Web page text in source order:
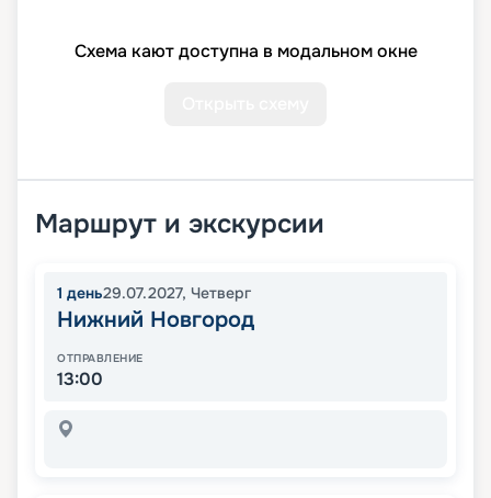
Схема кают доступна в модальном окне
Маршрут и экскурсии
1 день29.07.2027, Четверг
Нижний Новгород
ОТПРАВЛЕНИЕ
13:00